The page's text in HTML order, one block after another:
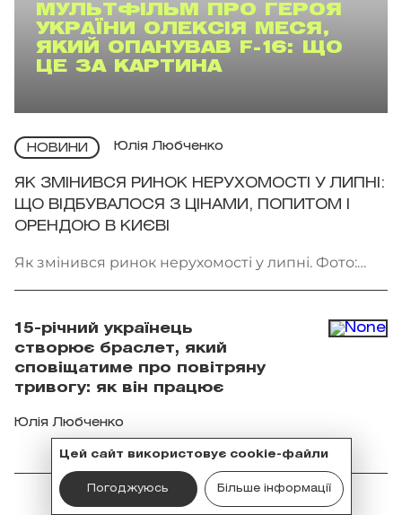
МУЛЬТФІЛЬМ ПРО ГЕРОЯ
УКРАЇНИ ОЛЕКСІЯ МЕСЯ,
ЯКИЙ ОПАНУВАВ F-16: ЩО
ЦЕ ЗА КАРТИНА
НОВИНИ Юлія Любченко
ЯК ЗМІНИВСЯ РИНОК НЕРУХОМОСТІ У ЛИПНІ:
ЩО ВІДБУВАЛОСЯ З ЦІНАМИ, ПОПИТОМ І
ОРЕНДОЮ В КИЄВІ
Як змінився ринок нерухомості у липні. Фото:
15-річний українець
створює браслет, який
сповіщатиме про повітряну
тривогу: як він працює
Юлія Любченко
Цей сайт використовує cookie-файли
Погоджуюсь Більше інформації